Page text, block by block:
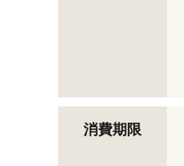
消費期限